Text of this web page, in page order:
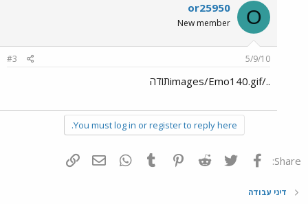
O
or25950
New member
5/9/10
#3
../images/Emo140.gifתודה
You must log in or register to reply here.
Share: פייסבוק Twitter
Reddit
Pinterest
Tumblr
WhatsAppדואר אלקטרוני
דיני עבודה